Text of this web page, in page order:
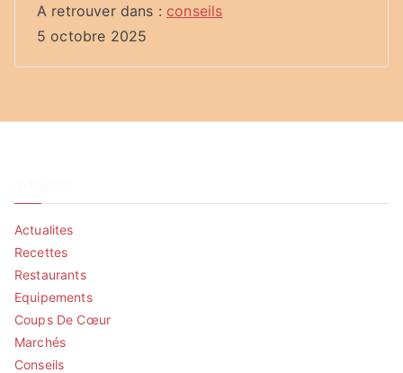
A retrouver dans : conseils
5 octobre 2025
Actualites
Recettes
Restaurants
Equipements
Coups De Cœur
Marchés
Conseils